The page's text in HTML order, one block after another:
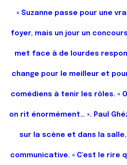
« Suzanne passe pour une
foyer, mais un jour un
met face à de lourdes
change pour le meilleur et
comédiens à tenir les rôles. «
on rit énormément… ». Paul
sur la scène et dans la
communicative. « C'est le rire